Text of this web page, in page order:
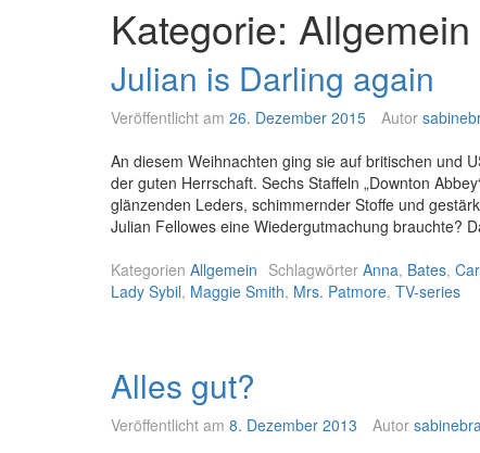
Kategorie: Allgemein
Julian is Darling again
Veröffentlicht am 26. Dezember 2015 Autor
An diesem Weihnachten ging sie auf britischen und
der guten Herrschaft. Sechs Staffeln „Downton
glänzenden Leders, schimmernder Stoffe und
Julian Fellowes eine Wiedergutmachung brauchte?
Kategorien Allgemein Schlagwörter Anna, Bates,
Lady Sybil, Maggie Smith, Mrs. Patmore, TV-series
Alles gut?
Veröffentlicht am 8. Dezember 2013 Autor